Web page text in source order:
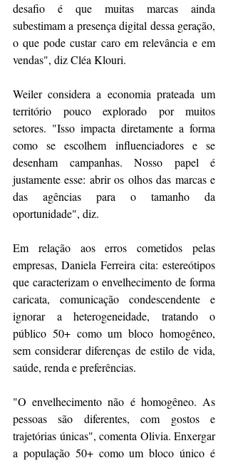
desafio é que muitas marcas ainda
subestimam a presença digital dessa geração,
o que pode custar caro em relevância e em
vendas", diz Cléa Klouri.
Weiler considera a economia prateada um
território pouco explorado por muitos
setores. "Isso impacta diretamente a forma
como se escolhem influenciadores e se
desenham campanhas. Nosso papel é
justamente esse: abrir os olhos das marcas e
das agências para o tamanho da
oportunidade", diz.
Em relação aos erros cometidos pelas
empresas, Daniela Ferreira cita: estereótipos
que caracterizam o envelhecimento de forma
caricata, comunicação condescendente e
ignorar a heterogeneidade, tratando o
público 50+ como um bloco homogêneo,
sem considerar diferenças de estilo de vida,
saúde, renda e preferências.
"O envelhecimento não é homogêneo. As
pessoas são diferentes, com gostos e
trajetórias únicas", comenta Olivia. Enxergar
a população 50+ como um bloco único é